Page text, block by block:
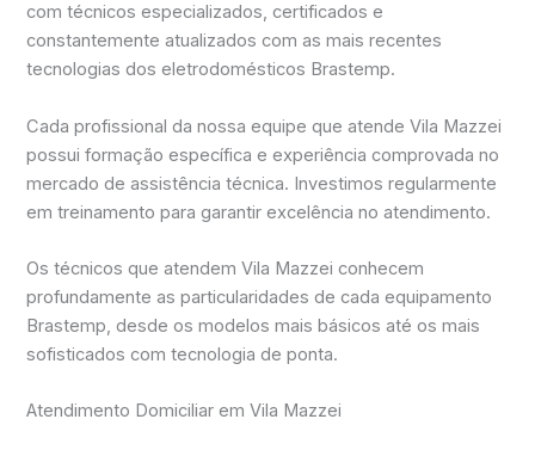
com técnicos especializados, certificados e
constantemente atualizados com as mais recentes
tecnologias dos eletrodomésticos Brastemp.
Cada profissional da nossa equipe que atende Vila Mazzei
possui formação específica e experiência comprovada no
mercado de assistência técnica. Investimos regularmente
em treinamento para garantir excelência no atendimento.
Os técnicos que atendem Vila Mazzei conhecem
profundamente as particularidades de cada equipamento
Brastemp, desde os modelos mais básicos até os mais
sofisticados com tecnologia de ponta.
Atendimento Domiciliar em Vila Mazzei